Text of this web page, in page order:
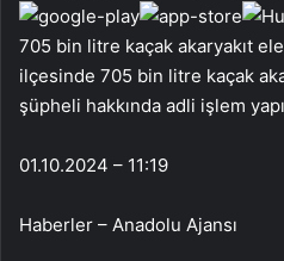
705 bin litre kaçak akaryakıt
ilçesinde 705 bin litre kaçak
şüpheli hakkında adli işlem
01.10.2024 – 11:19
Haberler – Anadolu Ajansı